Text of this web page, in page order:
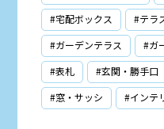
#宅配ボックス
#テラ
#ガーデンテラス
#ガ
#表札
#玄関・勝手口
#窓・サッシ
#インテ